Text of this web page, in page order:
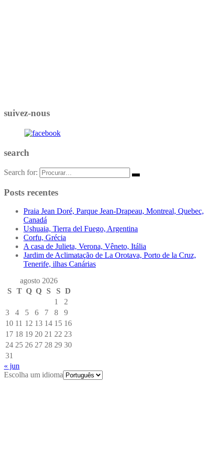
suivez-nous
search
Search for:
Posts recentes
Praia Jean Doré, Parque Jean-Drapeau, Montreal, Quebec,
Canadá
Ushuaia, Tierra del Fuego, Argentina
Corfu, Grécia
A casa de Julieta, Verona, Vêneto, Itália
Jardim de Aclimatação de La Orotava, Porto de la Cruz,
Tenerife, ilhas Canárias
agosto 2026
S
T Q Q S S D
1
2
3
4 5 6 7 8
9
10 11 12 13 14 15 16
17 18 19 20 21 22 23
24 25 26 27 28 29 30
31
« jun
Escolha um idioma